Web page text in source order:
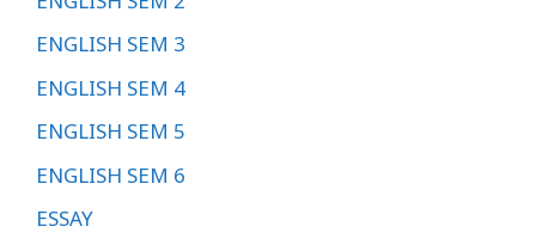
ENGLISH SEM 3
ENGLISH SEM 4
ENGLISH SEM 5
ENGLISH SEM 6
ESSAY